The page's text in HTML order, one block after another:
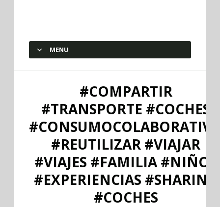
elherviderodeideas
MENU
#COMPARTIR
#TRANSPORTE #COCHES
#REUTILIZAR #VIAJAR
#VIAJES #FAMILIA #NIÑOS
#EXPERIENCIAS #SHARING
#COCHES